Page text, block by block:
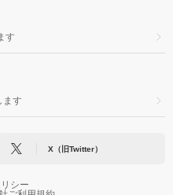
す
ます
X（旧Twitter）
シー